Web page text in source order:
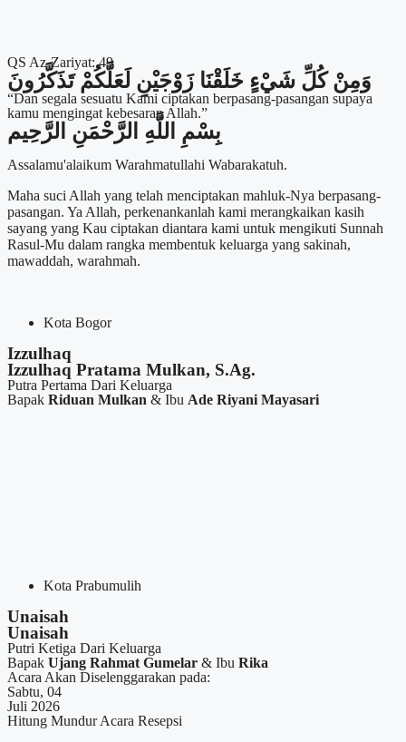
QS Az-Zariyat: 49
وَمِنْ كُلِّ شَيْءٍ خَلَقْنَا زَوْجَيْنِ لَعَلَّكُمْ تَذَكَّرُونَ
“Dan segala sesuatu Kami ciptakan berpasang-pasangan supaya
kamu mengingat kebesaran Allah.”
بِسْمِ اللَّهِ الرَّحْمَنِ الرَّحِيم
Assalamu'alaikum Warahmatullahi Wabarakatuh.
Maha suci Allah yang telah menciptakan mahluk-Nya berpasang-
pasangan. Ya Allah, perkenankanlah kami merangkaikan kasih
sayang yang Kau ciptakan diantara kami untuk mengikuti Sunnah
Rasul-Mu dalam rangka membentuk keluarga yang sakinah,
mawaddah, warahmah.
Kota Bogor
Izzulhaq
Izzulhaq Pratama Mulkan, S.Ag.
Putra Pertama Dari Keluarga
Bapak Riduan Mulkan & Ibu Ade Riyani Mayasari
Kota Prabumulih
Unaisah
Unaisah
Putri Ketiga Dari Keluarga
Bapak Ujang Rahmat Gumelar & Ibu Rika
Acara Akan Diselenggarakan pada:
Sabtu, 04
Juli 2026
Hitung Mundur Acara Resepsi